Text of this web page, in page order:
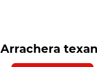
Arrachera